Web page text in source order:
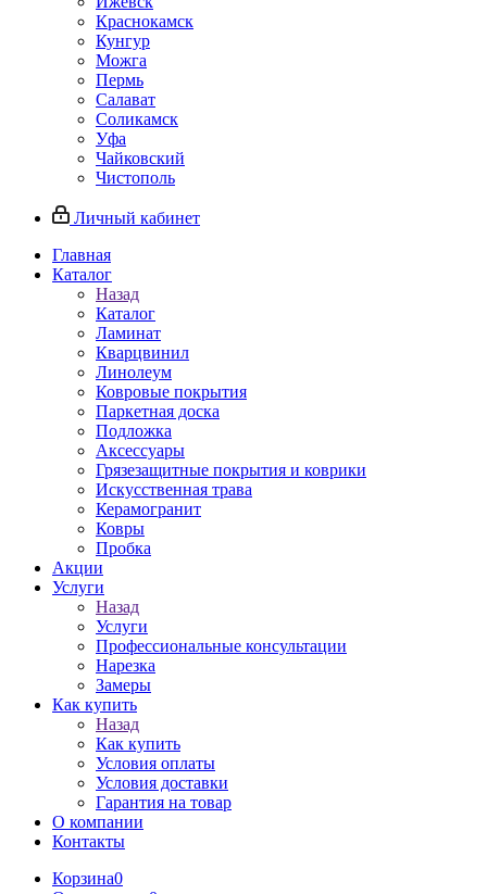
Краснокамск
Кунгур
Можга
Пермь
Салават
Соликамск
Уфа
Чайковский
Чистополь
Личный кабинет
Главная
Каталог
Назад
Каталог
Ламинат
Кварцвинил
Линолеум
Ковровые покрытия
Паркетная доска
Подложка
Аксессуары
Грязезащитные покрытия и коврики
Искусственная трава
Керамогранит
Ковры
Пробка
Акции
Услуги
Назад
Услуги
Профессиональные консультации
Нарезка
Замеры
Как купить
Назад
Как купить
Условия оплаты
Условия доставки
Гарантия на товар
О компании
Контакты
Корзина0